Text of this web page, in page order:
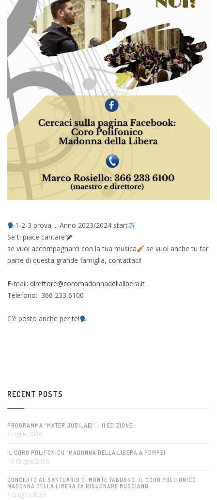
1-2-3 prova ... Anno 2023/2024 start
Se ti piace cantare
se vuoi accompagnarci con la tua musica
se vuoi anche tu far
parte di questa grande famiglia, contattaci!
E-mail: direttore@coromadonnadellalibera.it
Telefono: 366 233 6100
C’è posto anche per te!
RECENT POSTS
PROGRAMMA “MATER JUBILAEI” – II EDIZIONE
5 Luglio,2026
IL CORO POLIFONICO “MADONNA DELLA LIBERA A POMPEI
19 Giugno,2026
CONCERTO AL SANTUARIO DI MONTE TABURNO: IL CORO POLIFONICO
MADONNA DELLA LIBERA FA RISUONARE BUCCIANO
1 Giugno,2026